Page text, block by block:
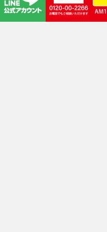
路線 井の頭線 渋谷駅